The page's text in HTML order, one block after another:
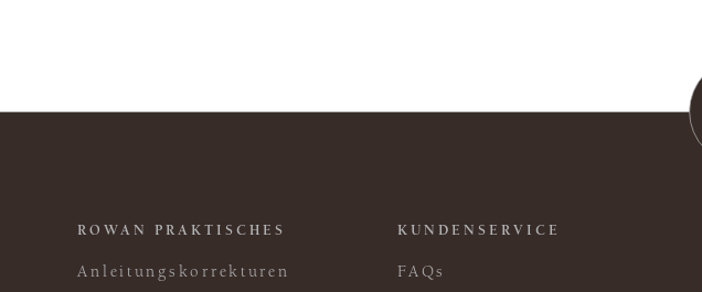
ROWAN PRAKTISCHES
Anleitungskorrekturen
KUNDENSERVICE
FAQs